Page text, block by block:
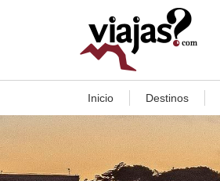
Inicio Destinos